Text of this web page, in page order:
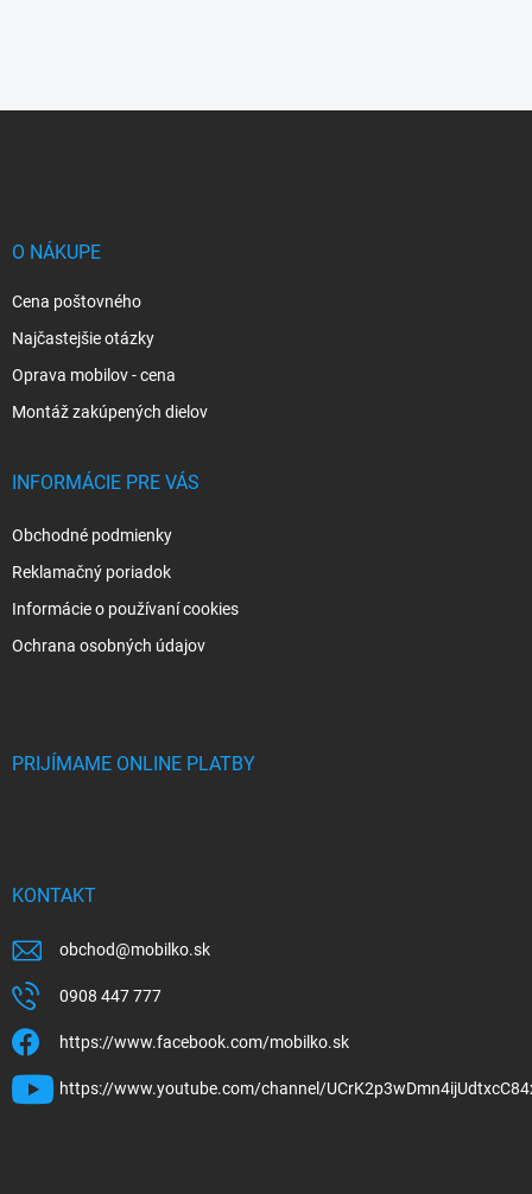
O NÁKUPE
Cena poštovného
Najčastejšie otázky
Oprava mobilov - cena
Montáž zakúpených dielov
INFORMÁCIE PRE VÁS
Obchodné podmienky
Reklamačný poriadok
Informácie o používaní cookies
Ochrana osobných údajov
PRIJÍMAME ONLINE PLATBY
KONTAKT
obchod@mobilko.sk
0908 447 777
https://www.facebook.com/mobilko.sk
https://www.youtube.com/channel/